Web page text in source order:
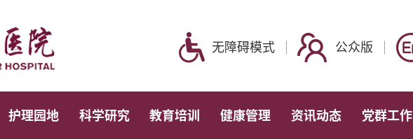
无障碍模式 公众版
护理园地 科学研究 教育培训 健康管理 资讯动态 党群工作